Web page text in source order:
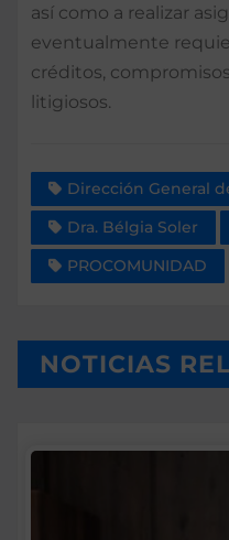
así como a realizar
eventualmente
créditos,
litigiosos.
Dirección General
Dra. Bélgia Soler
PROCOMUNIDAD
NOTICIAS